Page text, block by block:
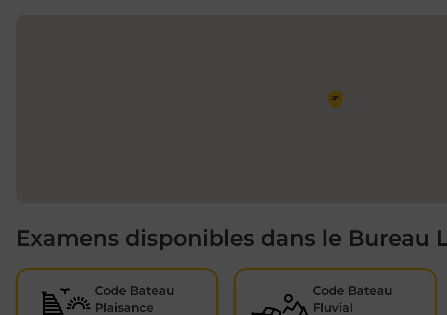
Pin de la carte
Examens disponibles dans le Bureau
Code Bateau
Plaisance
Code Bateau
Fluvial